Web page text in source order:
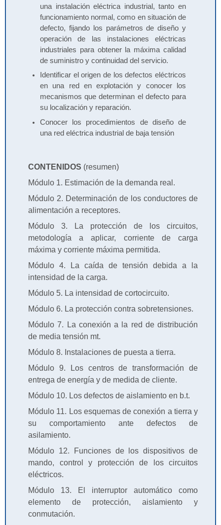
una instalación eléctrica industrial, tanto en
funcionamiento normal, como en situación de
defecto, fijando los parámetros de diseño y
operación de las instalaciones eléctricas
industriales para obtener la máxima calidad
de suministro y continuidad del servicio.
Identificar el origen de los defectos eléctricos
en una red en explotación y conocer los
mecanismos que determinan el defecto para
su localización y reparación.
Conocer los procedimientos de diseño de
una red eléctrica industrial de baja tensión
CONTENIDOS (resumen)
Módulo 1. Estimación de la demanda real.
Módulo 2. Determinación de los conductores de
alimentación a receptores.
Módulo 3. La protección de los circuitos,
metodología a aplicar, corriente de carga
máxima y corriente máxima permitida.
Módulo 4. La caída de tensión debida a la
intensidad de la carga.
Módulo 5. La intensidad de cortocircuito.
Módulo 6. La protección contra sobretensiones.
Módulo 7. La conexión a la red de distribución
de media tensión mt.
Módulo 8. Instalaciones de puesta a tierra.
Módulo 9. Los centros de transformación de
entrega de energía y de medida de cliente.
Módulo 10. Los defectos de aislamiento en b.t.
Módulo 11. Los esquemas de conexión a tierra y
su comportamiento ante defectos de
asilamiento.
Módulo 12. Funciones de los dispositivos de
mando, control y protección de los circuitos
eléctricos.
Módulo 13. El interruptor automático como
elemento de protección, aislamiento y
conmutación.